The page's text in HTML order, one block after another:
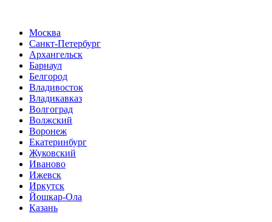
Москва
Санкт-Петербург
Архангельск
Барнаул
Белгород
Владивосток
Владикавказ
Волгоград
Волжский
Воронеж
Екатеринбург
Жуковский
Иваново
Ижевск
Иркутск
Йошкар-Ола
Казань